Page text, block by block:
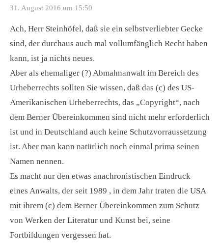
31. August 2016 um 15:50
Ach, Herr Steinhöfel, daß sie ein selbstverliebter Gecke
sind, der durchaus auch mal vollumfänglich Recht haben
kann, ist ja nichts neues.
Aber als ehemaliger (?) Abmahnanwalt im Bereich des
Urheberrechts sollten Sie wissen, daß das (c) des US-
Amerikanischen Urheberrechts, das „Copyright“, nach
dem Berner Übereinkommen sind nicht mehr erforderlich
ist und in Deutschland auch keine Schutzvorraussetzung
ist. Aber man kann natürlich noch einmal prima seinen
Namen nennen.
Es macht nur den etwas anachronistischen Eindruck
eines Anwalts, der seit 1989 , in dem Jahr traten die USA
mit ihrem (c) dem Berner Übereinkommen zum Schutz
von Werken der Literatur und Kunst bei, seine
Fortbildungen vergessen hat.